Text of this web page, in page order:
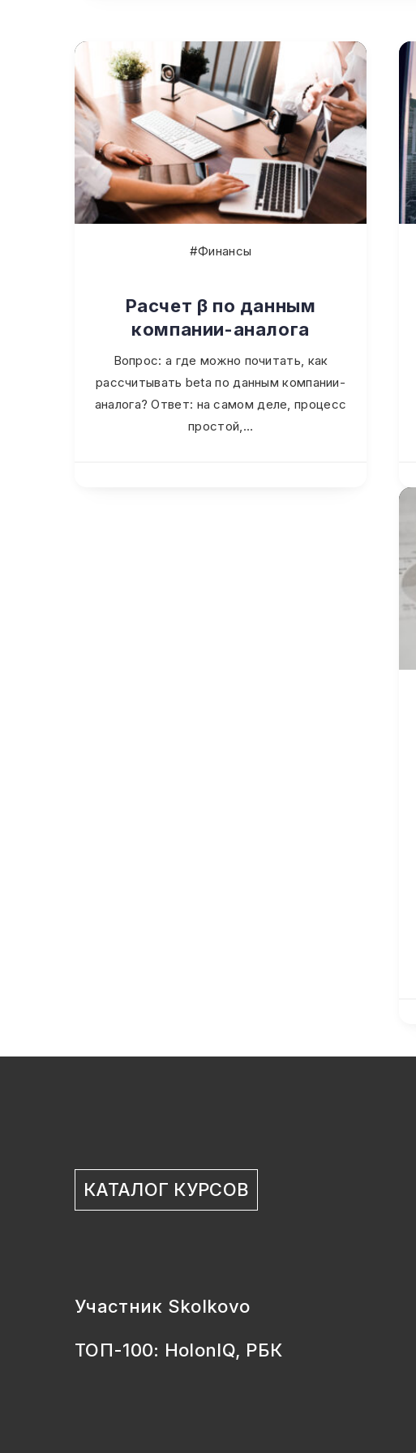
#Финансы
Расчет β по данным
компании-аналога
Вопрос: а где можно почитать, как
рассчитывать beta по данным компании-
аналога? Ответ: на самом деле, процесс
простой,…
КАТАЛОГ КУРСОВ
Участник Skolkovo
ТОП-100: HolonIQ, РБК